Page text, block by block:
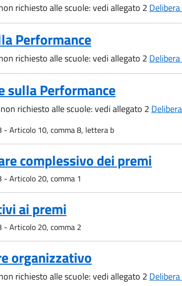
richiesto alle scuole: vedi allegato 2
Performance
richiesto alle scuole: vedi allegato 2
sulla Performance
richiesto alle scuole: vedi allegato 2
- Articolo 10, comma 8, lettera b
complessivo dei premi
- Articolo 20, comma 1
ai premi
- Articolo 20, comma 2
organizzativo
richiesto alle scuole: vedi allegato 2